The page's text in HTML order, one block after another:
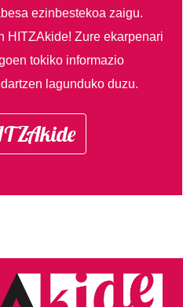
ezinbestekoa zaigu.
HITZAkide!Zure ekarpenari
tokiko informazio
lagunduko duzu.